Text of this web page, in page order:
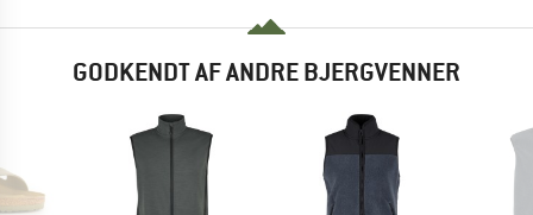
GODKENDT AF ANDRE BJERGVENNER